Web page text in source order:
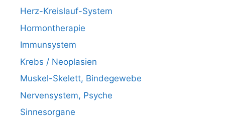
Herz-Kreislauf-System
Hormontherapie
Immunsystem
Krebs / Neoplasien
Muskel-Skelett, Bindegewebe
Nervensystem, Psyche
Sinnesorgane